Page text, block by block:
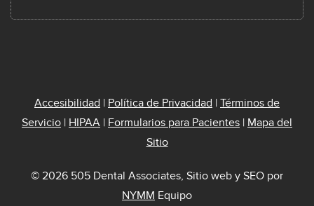
Accesibilidad | Política de Privacidad | Términos de
Servicio | HIPAA | Formularios para Pacientes | Mapa del
Sitio
© 2026 505 Dental Associates, Sitio web y SEO por
NYMM Equipo